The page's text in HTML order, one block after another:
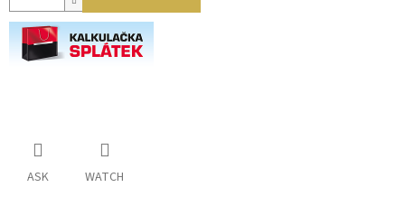
ASK WATCH